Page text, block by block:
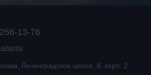
13-76
Ленинградское шоссе, 8, корп. 2